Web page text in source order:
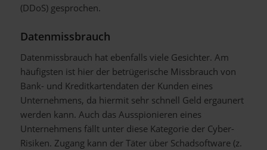
(DDoS) gesprochen.
Datenmissbrauch
Datenmissbrauch hat ebenfalls viele Gesichter. Am
häufigsten ist hier der betrügerische Missbrauch von
Bank- und Kreditkartendaten der Kunden eines
Unternehmens, da hiermit sehr schnell Geld ergaunert
werden kann. Auch das Ausspionieren eines
Unternehmens fällt unter diese Kategorie der Cyber-
Risiken. Zugang kann der Täter über Schadsoftware (z.